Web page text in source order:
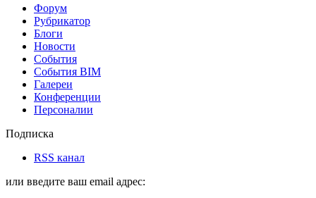
Форум
Рубрикатор
Блоги
Новости
События
События BIM
Галереи
Конференции
Персоналии
Подписка
RSS канал
или введите ваш email адрес: